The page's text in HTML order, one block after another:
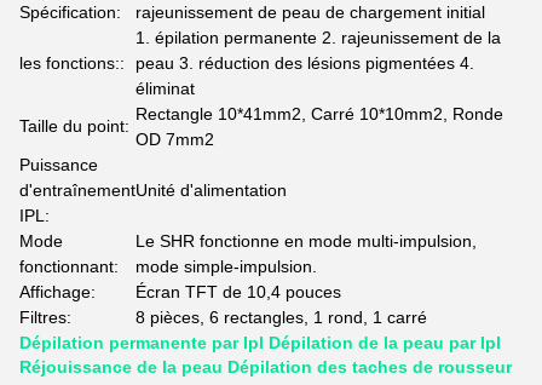
Spécification:
rajeunissement de peau de chargement initial
les fonctions::
1. épilation permanente 2. rajeunissement de la
peau 3. réduction des lésions pigmentées 4.
éliminat
Taille du point:
Rectangle 10*41mm2, Carré 10*10mm2, Ronde
OD 7mm2
Puissance
d'entraînement
IPL:
Unité d'alimentation
Mode
fonctionnant:
Le SHR fonctionne en mode multi-impulsion,
mode simple-impulsion.
Affichage:
Écran TFT de 10,4 pouces
Filtres:
8 pièces, 6 rectangles, 1 rond, 1 carré
Dépilation permanente par Ipl Dépilation de la peau par Ipl
Réjouissance de la peau Dépilation des taches de rousseur